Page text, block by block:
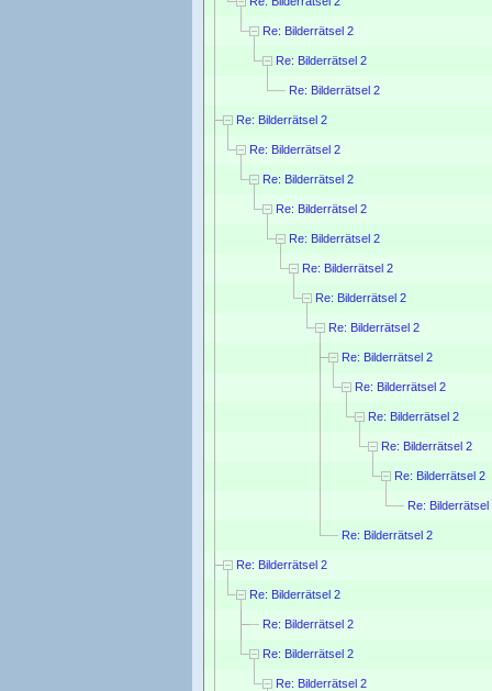
Re: Bilderrätsel 2
Re: Bilderrätsel 2
Re: Bilderrätsel 2
Re: Bilderrätsel 2
Re: Bilderrätsel 2
Re: Bilderrätsel 2
Re: Bilderrätsel 2
Re: Bilderrätsel 2
Re: Bilderrätsel 2
Re: Bilderrätsel 2
Re: Bilderrätsel 2
Re: Bilderrätsel 2
Re: Bilderrätsel 2
Re: Bilderrätsel 2
Re: Bilderrätsel 2
Re: Bilderrätsel 2
Re: Bilderrätsel
Re: Bilderrätsel 2
Re: Bilderrätsel 2
Re: Bilderrätsel 2
Re: Bilderrätsel 2
Re: Bilderrätsel 2
Re: Bilderrätsel 2